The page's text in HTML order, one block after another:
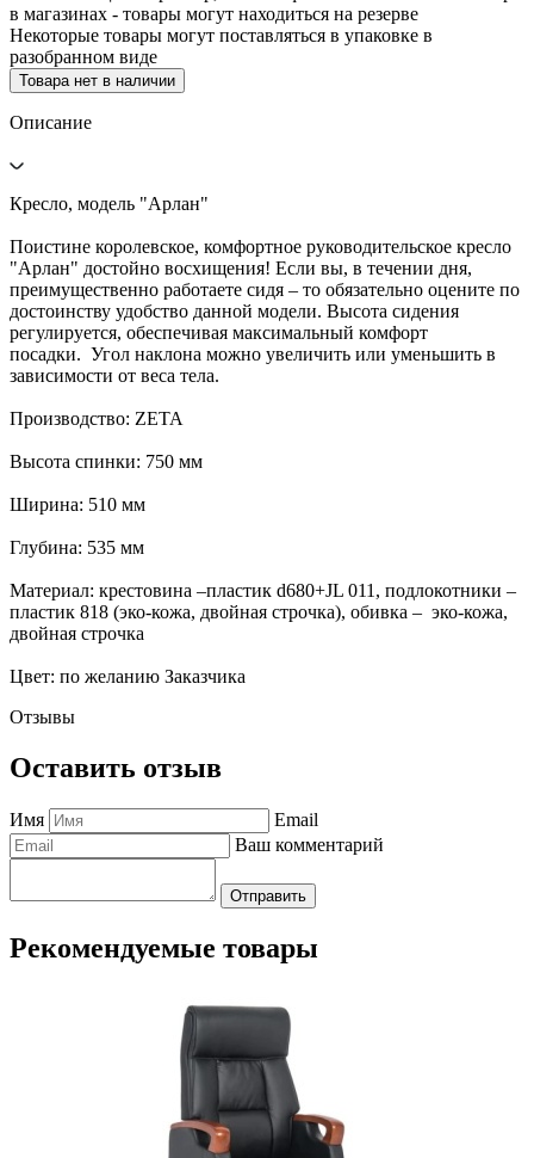
в магазинах - товары могут находиться на резерве
Некоторые товары могут поставляться в упаковке в
разобранном виде
Товара нет в наличии
Описание
Кресло, модель "Арлан"
Поистине королевское, комфортное руководительское кресло
"Арлан" достойно восхищения! Если вы, в течении дня,
преимущественно работаете сидя – то обязательно оцените по
достоинству удобство данной модели. Высота сидения
регулируется, обеспечивая максимальный комфорт
посадки. Угол наклона можно увеличить или уменьшить в
зависимости от веса тела.
Производство: ZETA
Высота спинки: 750 мм
Ширина: 510 мм
Глубина: 535 мм
Материал: крестовина –пластик d680+JL 011, подлокотники –
пластик 818 (эко-кожа, двойная строчка), обивка – эко-кожа,
двойная строчка
Цвет: по желанию Заказчика
Отзывы
Оставить отзыв
Имя
Email
Ваш комментарий
Отправить
Рекомендуемые товары